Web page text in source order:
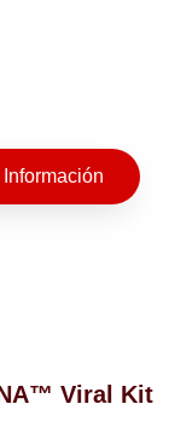
Información
Viral Kit